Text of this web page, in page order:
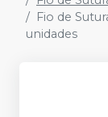
Fio de
unidades